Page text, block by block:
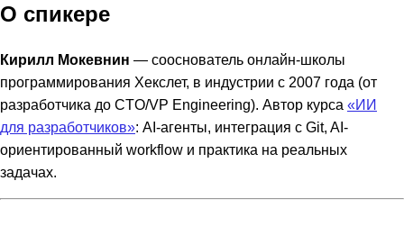
О спикере
Кирилл Мокевнин — сооснователь онлайн-школы
программирования Хекслет, в индустрии с 2007 года (от
разработчика до CTO/VP Engineering). Автор курса «ИИ
для разработчиков»: AI-агенты, интеграция с Git, AI-
ориентированный workflow и практика на реальных
задачах.